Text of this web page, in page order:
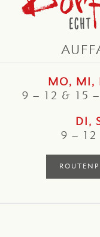
MO, MI,
9 – 12 & 15
DI,
9 – 12